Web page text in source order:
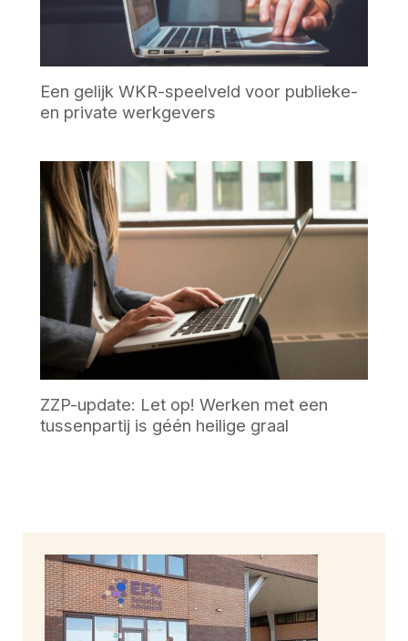
Een gelijk WKR-speelveld voor publieke-
en private werkgevers
ZZP-update: Let op! Werken met een
tussenpartij is géén heilige graal